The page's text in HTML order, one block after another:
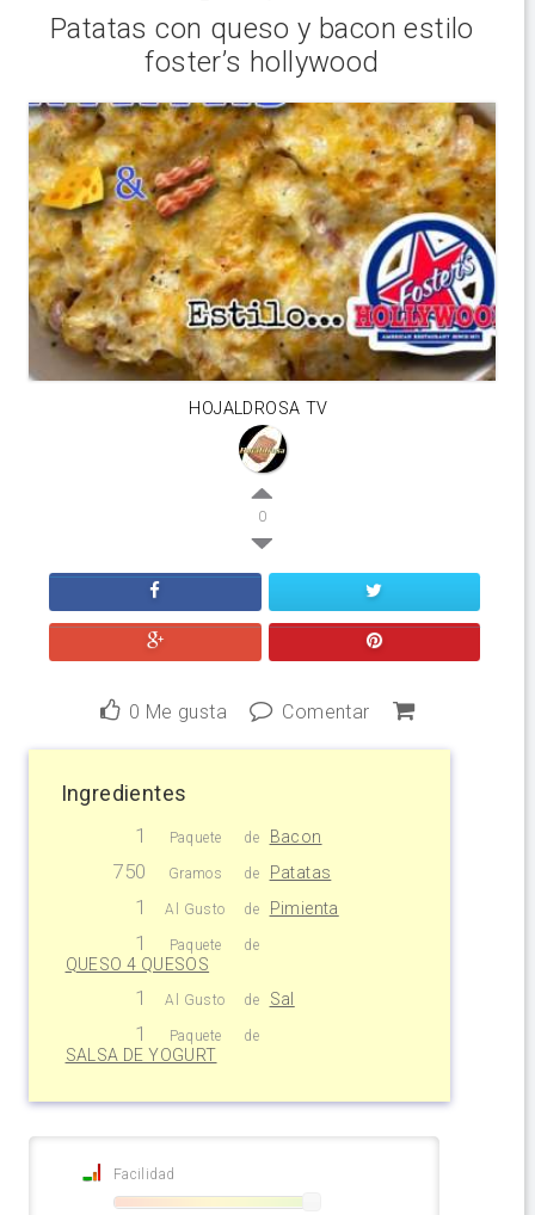
Patatas con queso y bacon estilo
foster’s hollywood
HOJALDROSA TV
0
0 Me gusta Comentar
Ingredientes
1 Paquete de Bacon
750 Gramos de Patatas
1 Al Gusto de Pimienta
1 Paquete de
QUESO 4 QUESOS
1 Al Gusto de Sal
1 Paquete de
SALSA DE YOGURT
Facilidad